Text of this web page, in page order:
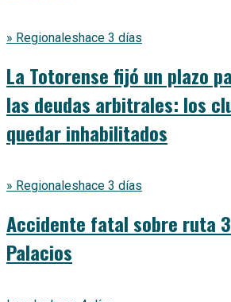
» Regionaleshace 3 días
La Totorense fijó un plazo
las deudas arbitrales: los
quedar inhabilitados
» Regionaleshace 3 días
Accidente fatal sobre ruta
Palacios